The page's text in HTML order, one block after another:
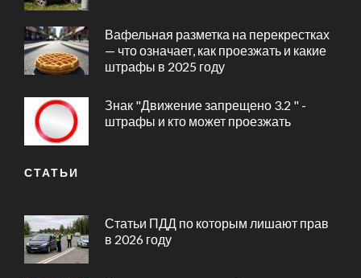
Вафельная разметка на перекрестках
— что означает, как проезжать и какие
штрафы в 2025 году
Знак "Движение запрещено 3.2 " -
штрафы и кто может проезжать
СТАТЬИ
Статьи ПДД по которым лишают прав
в 2026 году